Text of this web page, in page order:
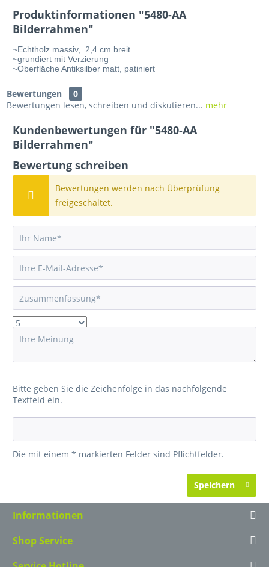
Produktinformationen "5480-AA
Bilderrahmen"
~Echtholz massiv,  2,4 cm breit
~grundiert mit Verzierung
~Oberfläche Antiksilber matt, patiniert
Bewertungen
0
Bewertungen lesen, schreiben und diskutieren... mehr
Kundenbewertungen für "5480-AA
Bilderrahmen"
Bewertung schreiben
Bewertungen werden nach Überprüfung
freigeschaltet.
Bitte geben Sie die Zeichenfolge in das nachfolgende
Textfeld ein.
Die mit einem * markierten Felder sind Pflichtfelder.
Speichern
Informationen
Shop Service